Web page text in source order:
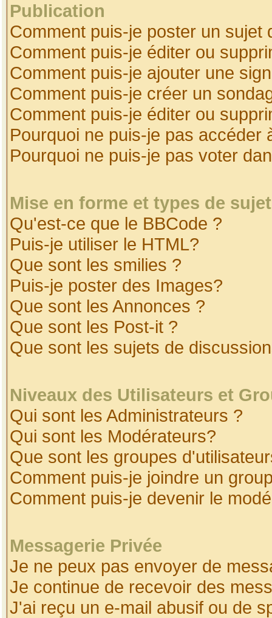
Publication
Comment puis-je poster un sujet
Comment puis-je éditer ou
Comment puis-je ajouter une
Comment puis-je créer un
Comment puis-je éditer ou
Pourquoi ne puis-je pas accéder
Pourquoi ne puis-je pas voter
Mise en forme et types de
Qu'est-ce que le BBCode ?
Puis-je utiliser le HTML?
Que sont les smilies ?
Puis-je poster des Images?
Que sont les Annonces ?
Que sont les Post-it ?
Que sont les sujets de
Niveaux des Utilisateurs et
Qui sont les Administrateurs ?
Qui sont les Modérateurs?
Que sont les groupes
Comment puis-je joindre un
Comment puis-je devenir le
Messagerie Privée
Je ne peux pas envoyer de
Je continue de recevoir des
J'ai reçu un e-mail abusif ou de